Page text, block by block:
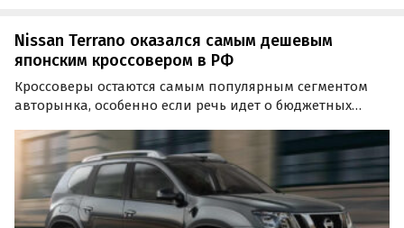
Nissan Terrano оказался самым дешевым
японским кроссовером в РФ
Кроссоверы остаются самым популярным сегментом
авторынка, особенно если речь идет о бюджетных
«Автоновости дня» рассказало о ТОП-5 самых дешевых
японских кроссоверов на российском рынке.